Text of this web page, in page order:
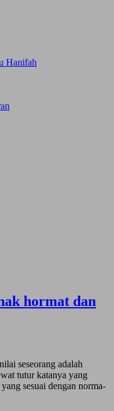
Hanifah
hormat dan
seseorang adalah
tutur katanya yang
sesuai dengan norma-